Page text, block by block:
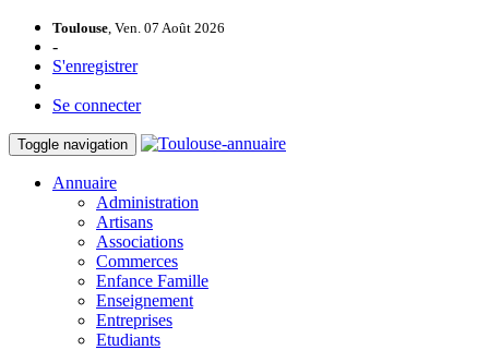
Toulouse, Ven. 07 Août 2026
-
S'enregistrer
Se connecter
Toggle navigation
Annuaire
Administration
Artisans
Associations
Commerces
Enfance Famille
Enseignement
Entreprises
Etudiants